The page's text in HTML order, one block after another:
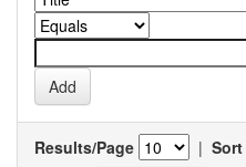
Results/Page |